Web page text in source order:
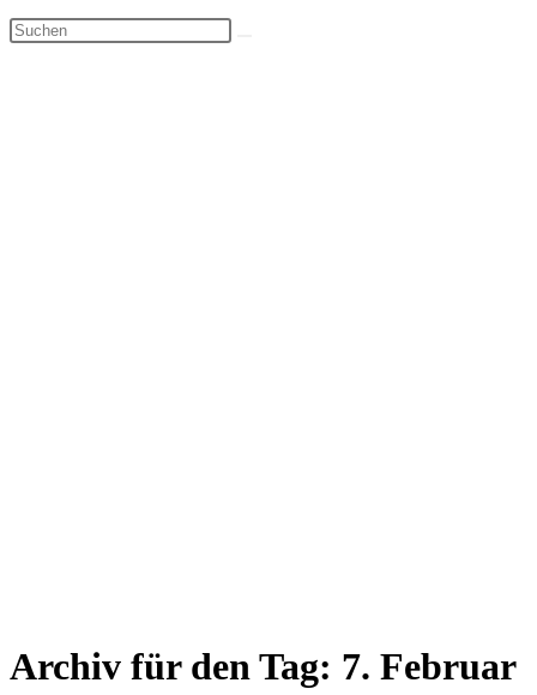
umschalten
Archiv für den Tag: 7. Februar